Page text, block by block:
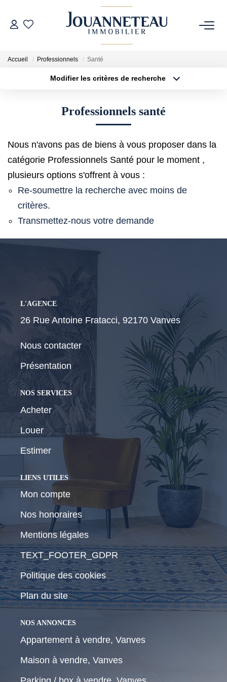
OFF-MARKET
ESTIMER
Estimation Sur Rendez-Vous
NOTRE HISTOIRE
NOTRE CHARTE
CONTACT
Accueil Professionnels Santé
Modifier les critères de recherche
Budget max Plus de critères
Créer une alerte
Professionnels santé
Nous n'avons pas de biens à vous proposer dans la
catégorie Professionnels Santé pour le moment ,
plusieurs options s'offrent à vous :
Re-soumettre la recherche avec moins de
critères.
Transmettez-nous votre demande
L'AGENCE
26 Rue Antoine Fratacci, 92170 Vanves
Nous contacter
Présentation
NOS SERVICES
Acheter
Louer
Estimer
LIENS UTILES
Mon compte
Nos honoraires
Mentions légales
TEXT_FOOTER_GDPR
Politique des cookies
Plan du site
NOS ANNONCES
Appartement à vendre, Vanves
Maison à vendre, Vanves